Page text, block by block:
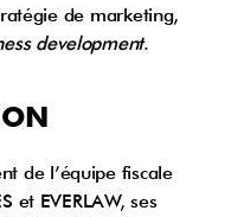
de marketing,
development.
de l’équipe fiscale
et EVERLAW, ses